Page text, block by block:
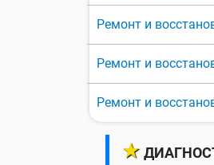
Ремонт и
Ремонт и
Ремонт и
★